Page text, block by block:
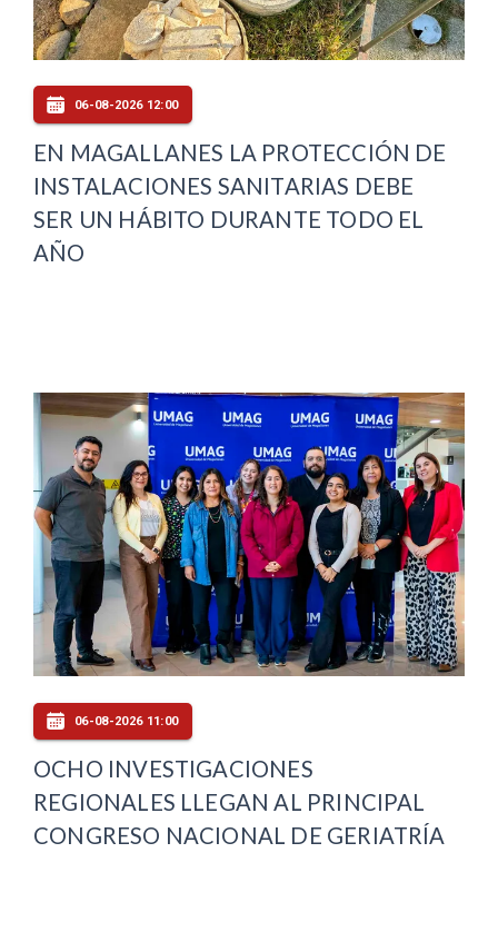
06-08-2026 12:00
EN MAGALLANES LA PROTECCIÓN DE
INSTALACIONES SANITARIAS DEBE
SER UN HÁBITO DURANTE TODO EL
AÑO
06-08-2026 11:00
OCHO INVESTIGACIONES
REGIONALES LLEGAN AL PRINCIPAL
CONGRESO NACIONAL DE GERIATRÍA